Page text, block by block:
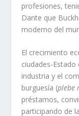
profesiones,
Dante que
moderno del
El crecimiento
ciudades-
industria y el
burguesía (plebe
préstamos,
participando de